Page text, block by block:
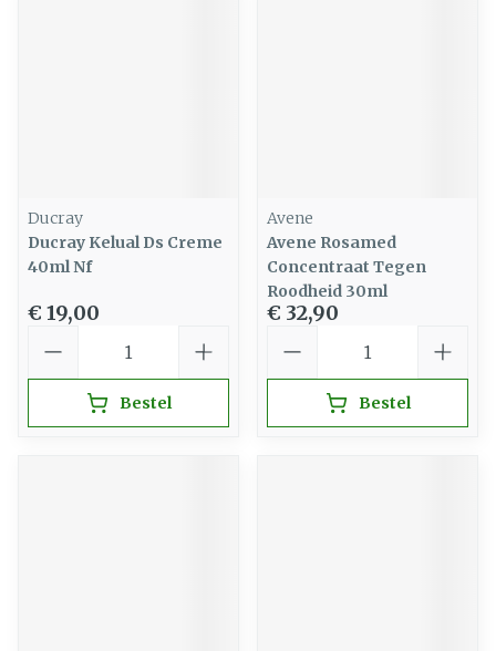
Ducray
Ducray Kelual Ds Creme
40ml Nf
€ 19,00
Bestel
Avene
Avene Rosamed
Concentraat Tegen
Roodheid 30ml
€ 32,90
Bestel